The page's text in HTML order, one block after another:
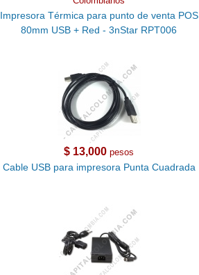
Impresora Térmica para punto de venta POS
80mm USB + Red - 3nStar RPT006
$ 13,000 pesos
Cable USB para impresora Punta Cuadrada